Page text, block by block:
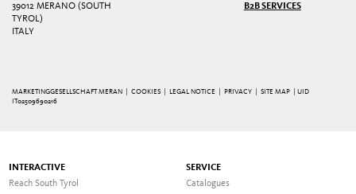
39012 MERANO (SOUTH
TYROL)
ITALY
B2B SERVICES
MARKETINGGESELLSCHAFT MERAN | COOKIES |LEGAL NOTICE |PRIVACY |SITE MAP
| UID
IT02509690216
INTERACTIVE
Reach South Tyrol
SERVICE
Catalogues